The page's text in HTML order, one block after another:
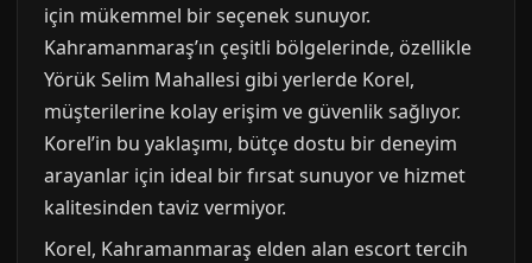
için mükemmel bir seçenek sunuyor.
Kahramanmaraş’ın çeşitli bölgelerinde, özellikle
Yörük Selim Mahallesi gibi yerlerde Korel,
müşterilerine kolay erişim ve güvenlik sağlıyor.
Korel’in bu yaklaşımı, bütçe dostu bir deneyim
arayanlar için ideal bir fırsat sunuyor ve hizmet
kalitesinden taviz vermiyor.
Korel, Kahramanmaraş elden alan escort tercih